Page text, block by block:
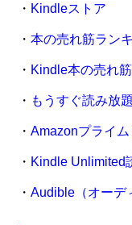
・ Kindleストア
・本の売れ筋ラン
・ Kindle本の売れ
・ もうすぐ読み放
・Amazonプライム
・ Kindle Unlimited
・Audible（オーデ